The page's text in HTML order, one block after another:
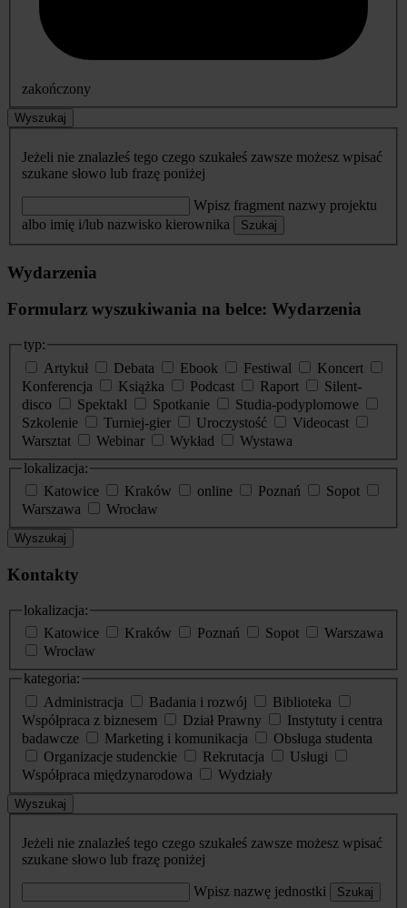
zakończony
Wyszukaj
Jeżeli nie znalazłeś tego czego szukałeś zawsze możesz wpisać
szukane słowo lub frazę poniżej
Wpisz fragment nazwy projektu
albo imię i/lub nazwisko kierownika
Szukaj
Wydarzenia
Formularz wyszukiwania na belce: Wydarzenia
typ:
Artykuł
Debata Ebook Festiwal
Koncert
Konferencja
Książka Podcast Raport
Silent-
disco
Spektakl Spotkanie
Studia-podyplomowe
Szkolenie
Turniej-gier Uroczystość
Videocast
Warsztat
Webinar Wykład
Wystawa
lokalizacja:
Katowice
Kraków online Poznań
Sopot
Warszawa
Wrocław
Wyszukaj
Kontakty
lokalizacja:
Katowice
Kraków Poznań Sopot
Warszawa
Wrocław
kategoria:
Administracja
Badania i rozwój
Biblioteka
Współpraca z biznesem
Dział Prawny
Instytuty i centra
badawcze
Marketing i komunikacja
Obsługa studenta
Organizacje studenckie
Rekrutacja
Usługi
Współpraca międzynarodowa
Wydziały
Wyszukaj
Jeżeli nie znalazłeś tego czego szukałeś zawsze możesz wpisać
szukane słowo lub frazę poniżej
Wpisz nazwę jednostki Szukaj